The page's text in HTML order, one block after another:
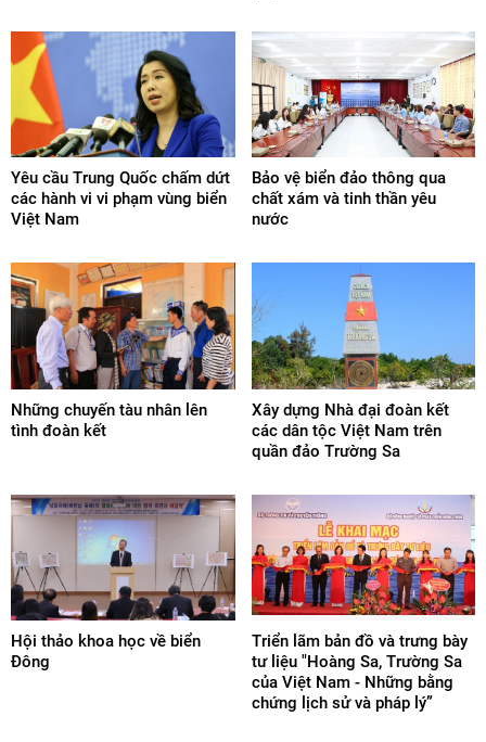
Yêu cầu Trung Quốc chấm dứt
các hành vi vi phạm vùng biển
Việt Nam
Bảo vệ biển đảo thông qua
chất xám và tinh thần yêu
nước
Những chuyến tàu nhân lên
tình đoàn kết
Xây dựng Nhà đại đoàn kết
các dân tộc Việt Nam trên
quần đảo Trường Sa
Hội thảo khoa học về biển
Đông
Triển lãm bản đồ và trưng bày
tư liệu "Hoàng Sa, Trường Sa
của Việt Nam - Những bằng
chứng lịch sử và pháp lý”